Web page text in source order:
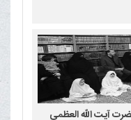
آیت الله العظمی